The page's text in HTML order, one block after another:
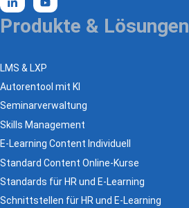
Produkte & Lösungen
LMS & LXP
Autorentool mit KI
Seminarverwaltung
Skills Management
E-Learning Content Individuell
Standard Content Online-Kurse
Standards für HR und E-Learning
Schnittstellen für HR und E-Learning